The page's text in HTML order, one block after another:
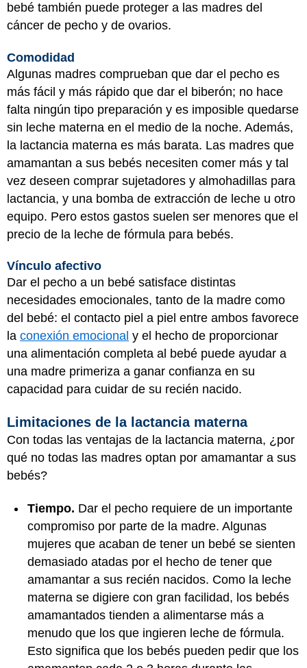
bebé también puede proteger a las madres del
cáncer de pecho y de ovarios.
Comodidad
Algunas madres comprueban que dar el pecho es
más fácil y más rápido que dar el biberón; no hace
falta ningún tipo preparación y es imposible quedarse
sin leche materna en el medio de la noche. Además,
la lactancia materna es más barata. Las madres que
amamantan a sus bebés necesiten comer más y tal
vez deseen comprar sujetadores y almohadillas para
lactancia, y una bomba de extracción de leche u otro
equipo. Pero estos gastos suelen ser menores que el
precio de la leche de fórmula para bebés.
Vínculo afectivo
Dar el pecho a un bebé satisface distintas
necesidades emocionales, tanto de la madre como
del bebé: el contacto piel a piel entre ambos favorece
la conexión emocional y el hecho de proporcionar
una alimentación completa al bebé puede ayudar a
una madre primeriza a ganar confianza en su
capacidad para cuidar de su recién nacido.
Limitaciones de la lactancia materna
Con todas las ventajas de la lactancia materna, ¿por
qué no todas las madres optan por amamantar a sus
bebés?
Tiempo. Dar el pecho requiere de un importante
compromiso por parte de la madre. Algunas
mujeres que acaban de tener un bebé se sienten
demasiado atadas por el hecho de tener que
amamantar a sus recién nacidos. Como la leche
materna se digiere con gran facilidad, los bebés
amamantados tienden a alimentarse más a
menudo que los que ingieren leche de fórmula.
Esto significa que los bebés pueden pedir que los